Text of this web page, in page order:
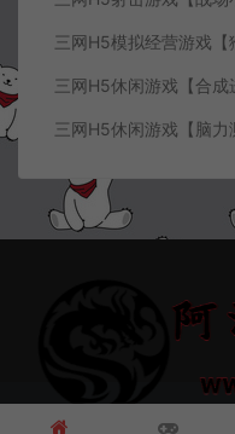
© 2021~2026 阿泽源码网